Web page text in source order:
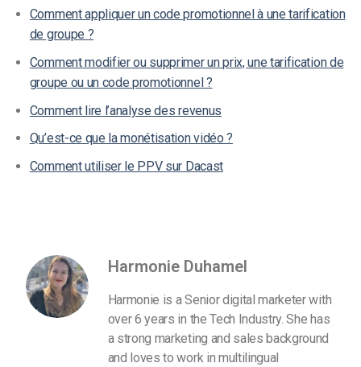
Comment appliquer un code promotionnel à une tarification
de groupe ?
Comment modifier ou supprimer un prix, une tarification de
groupe ou un code promotionnel ?
Comment lire l’analyse des revenus
Qu’est-ce que la monétisation vidéo ?
Comment utiliser le PPV sur Dacast
Harmonie Duhamel
Harmonie is a Senior digital marketer with
over 6 years in the Tech Industry. She has
a strong marketing and sales background
and loves to work in multilingual